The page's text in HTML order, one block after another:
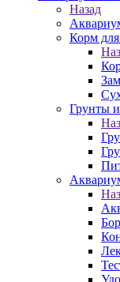
Назад
Корм
Грунты